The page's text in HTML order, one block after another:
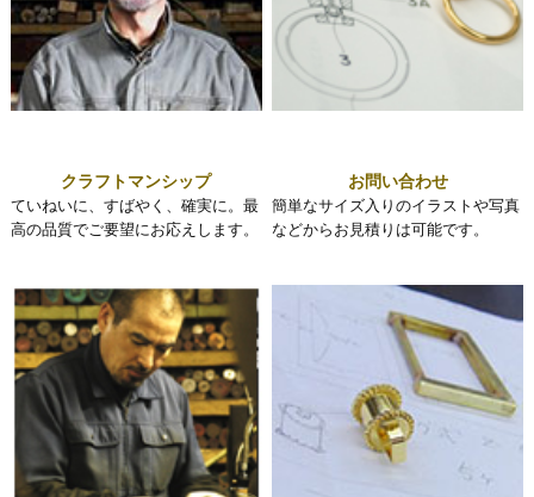
クラフトマンシップ
ていねいに、すばやく、確実に。最
高の品質でご要望にお応えします。
お問い合わせ
簡単なサイズ入りのイラストや写真
などからお見積りは可能です。